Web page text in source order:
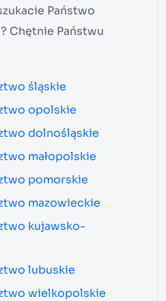
Państwo
Chętnie Państwu
śląskie
opolskie
dolnośląskie
małopolskie
pomorskie
mazowieckie
kujawsko-
lubuskie
wielkopolskie